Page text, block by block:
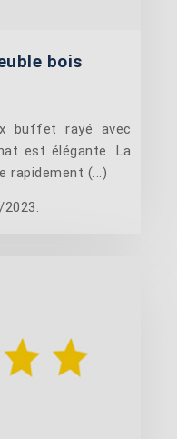
bois
buffet rayé avec
est élégante. La
rapidement (...)